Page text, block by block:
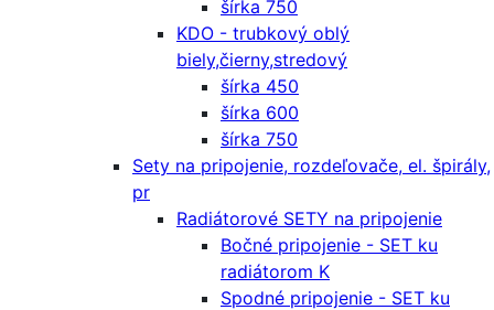
šírka 750
KDO - trubkový oblý
biely,čierny,stredový
šírka 450
šírka 600
šírka 750
Sety na pripojenie, rozdeľovače, el. špirály,
pr
Radiátorové SETY na pripojenie
Bočné pripojenie - SET ku
radiátorom K
Spodné pripojenie - SET ku